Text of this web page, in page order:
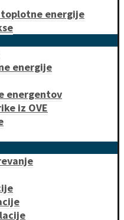
toplotne energije
energije
energentov
iz OVE